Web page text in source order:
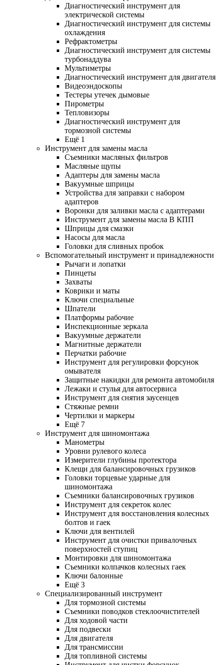
Диагностический инструмент для
электрической системы
Диагностический инструмент для системы
охлаждения
Рефрактометры
Диагностический инструмент для системы
турбонаддува
Мультиметры
Диагностический инструмент для двигателя
Видеоэндоскопы
Тестеры утечек дымовые
Пирометры
Тепловизоры
Диагностический инструмент для
тормозной системы
Ещё 1
Инструмент для замены масла
Съемники масляных фильтров
Масляные щупы
Адаптеры для замены масла
Вакуумные шприцы
Устройства для заправки с набором
адаптеров
Воронки для заливки масла с адаптерами
Инструмент для замены масла В КПП
Шприцы для смазки
Насосы для масла
Головки для сливных пробок
Вспомогательный инструмент и принадлежности
Рычаги и лопатки
Пинцеты
Захваты
Коврики и маты
Ключи специальные
Шпатели
Платформы рабочие
Инспекционные зеркала
Вакуумные держатели
Магнитные держатели
Перчатки рабочие
Инструмент для регулировки форсунок
омывателя
Защитные накидки для ремонта автомобиля
Лежаки и стулья для автосервиса
Инструмент для снятия заусенцев
Стяжные ремни
Чертилки и маркеры
Ещё 7
Инструмент для шиномонтажа
Манометры
Уровни рулевого колеса
Измерители глубины протектора
Клещи для балансировочных грузиков
Головки торцевые ударные для
шиномонтажа
Съемники балансировочных грузиков
Инструмент для секреток колес
Инструмент для восстановления колесных
болтов и гаек
Ключи для вентилей
Инструмент для очистки привалочных
поверхностей ступиц
Монтировки для шиномонтажа
Съемники колпачков колесных гаек
Ключи балонные
Ещё 3
Специализированный инструмент
Для тормозной системы
Съемники поводков стеклоочистителей
Для ходовой части
Для подвески
Для двигателя
Для трансмиссии
Для топливной системы